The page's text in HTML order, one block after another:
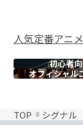
人気定番アニメ
初心者
オフィシャル
TOP シグナル